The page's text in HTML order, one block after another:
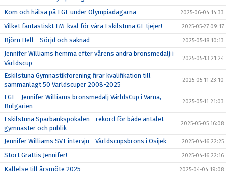
Kom och hälsa på EGF under Olympiadagarna 2025-06-04 14:33
Vilket fantastiskt EM-kval för våra Eskilstuna GF tjejer! 2025-05-27 09:17
Björn Hell - Sörjd och saknad 2025-05-18 10:13
Jennifer Williams hemma efter vårens andra bronsmedalj i
Världscup
2025-05-13 21:24
Eskilstuna Gymnastikförening firar kvalifikation till
sammanlagt 50 Världscuper 2008-2025
2025-05-11 23:10
EGF - Jennifer Williams bronsmedalj VärldsCup i Varna,
Bulgarien
2025-05-11 21:03
Eskilstuna Sparbankspokalen - rekord för både antalet
gymnaster och publik
2025-05-05 16:08
Jennifer Williams SVT intervju - Världscupsbrons i Osijek 2025-04-16 22:25
Stort Grattis Jennifer! 2025-04-16 22:16
Kallelse till årsmöte 2025